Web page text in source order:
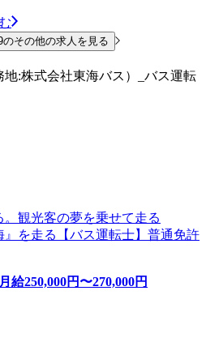
その他の求人を見る
:株式会社東海バス）_バス運転
。観光客の夢を乗せて走る
を走る【バス運転士】普通免許
月給250,000円〜270,000円